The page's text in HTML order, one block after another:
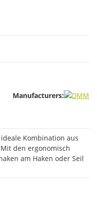
Manufacturers:
Kombination aus
den ergonomisch
am Haken oder Seil